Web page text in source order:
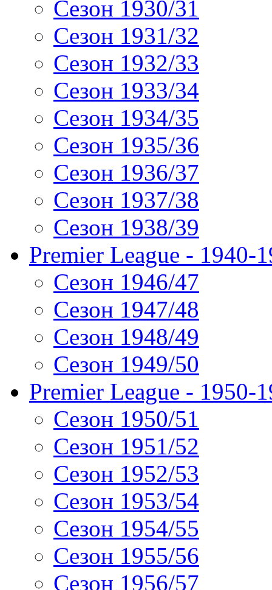
Сезон 1930/31
Сезон 1931/32
Сезон 1932/33
Сезон 1933/34
Сезон 1934/35
Сезон 1935/36
Сезон 1936/37
Сезон 1937/38
Сезон 1938/39
Premier League - 1940-
Сезон 1946/47
Сезон 1947/48
Сезон 1948/49
Сезон 1949/50
Premier League - 1950-
Сезон 1950/51
Сезон 1951/52
Сезон 1952/53
Сезон 1953/54
Сезон 1954/55
Сезон 1955/56
Сезон 1956/57